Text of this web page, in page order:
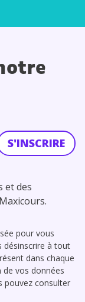
S'INSCRIRE
et des
pour vous
désinscrire à tout
dans chaque
vos données
pouvez consulter